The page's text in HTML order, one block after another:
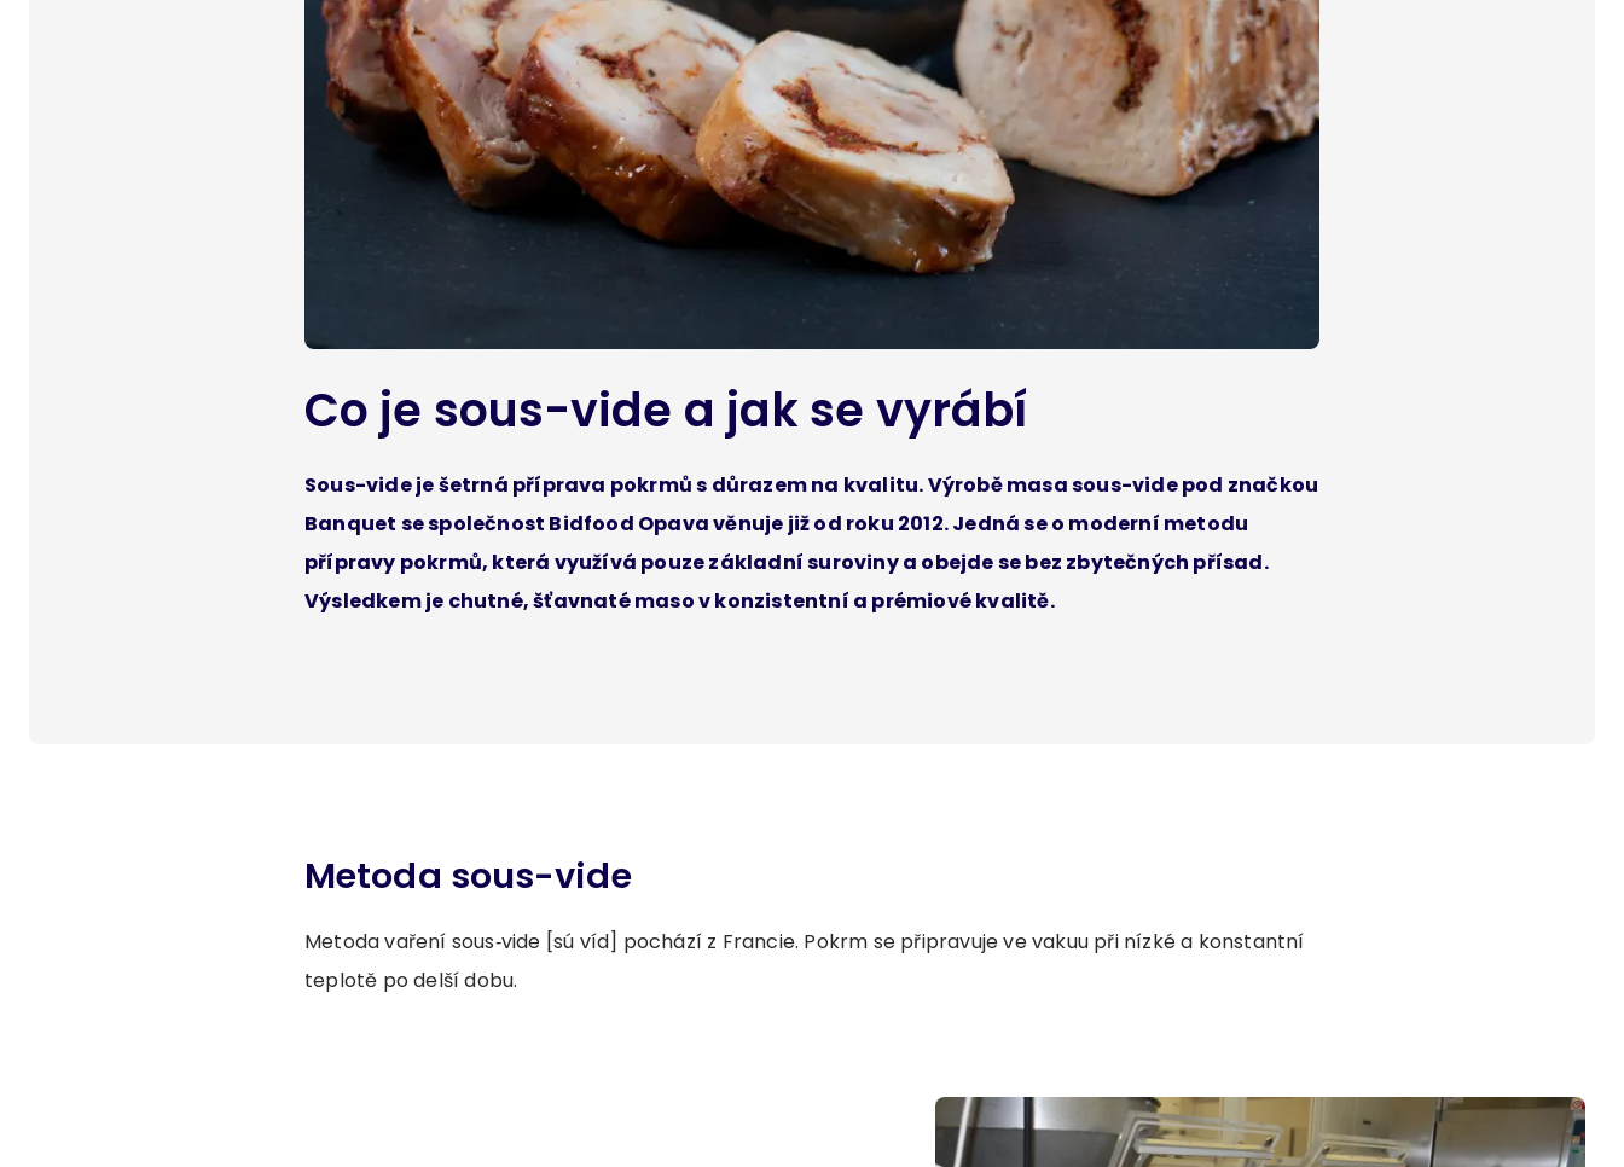
Co je sous-vide a jak se vyrábí
Sous-vide je šetrná příprava pokrmů s důrazem na kvalitu. Výrobě masa sous-vide pod značkou
Banquet se společnost Bidfood Opava věnuje již od roku 2012. Jedná se o moderní metodu
přípravy pokrmů, která využívá pouze základní suroviny a obejde se bez zbytečných přísad.
Výsledkem je chutné, šťavnaté maso v konzistentní a prémiové kvalitě.
Metoda sous-vide
Metoda vaření sous‑vide [sú víd] pochází z Francie. Pokrm se připravuje ve vakuu při nízké a konstantní
teplotě po delší dobu.